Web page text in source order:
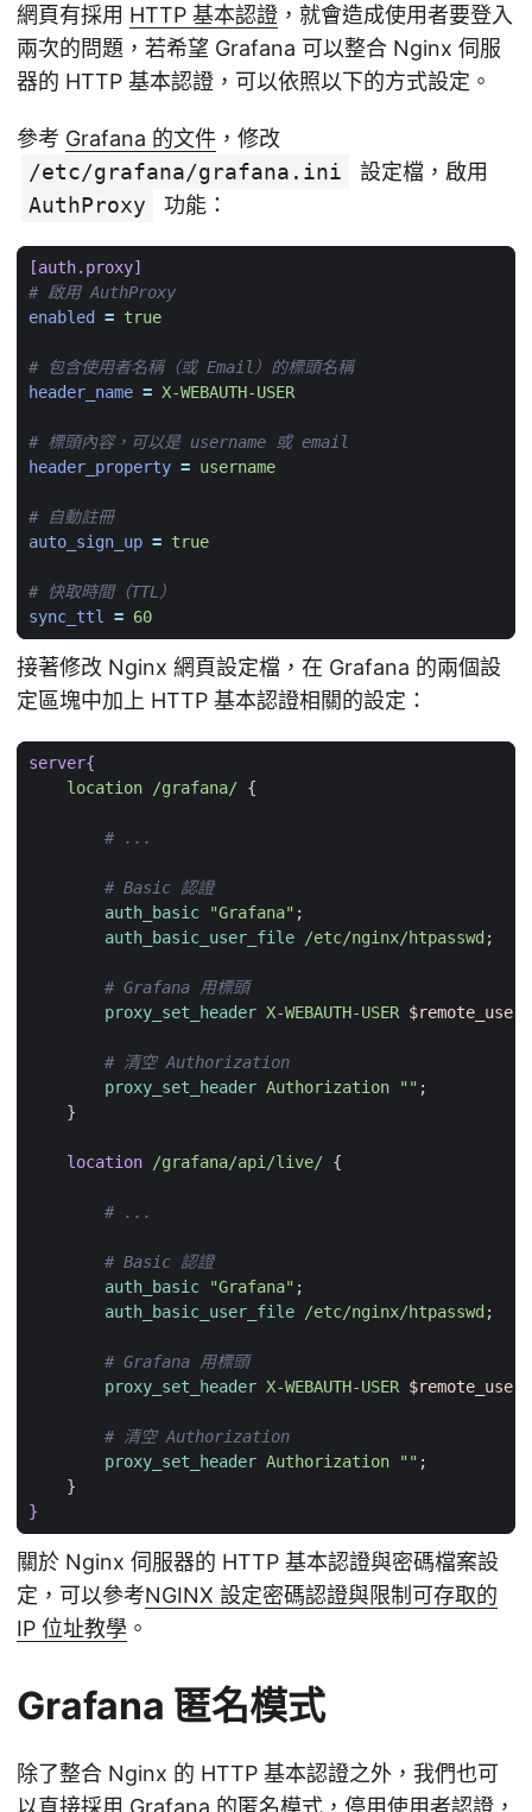
網頁有採用 HTTP 基本認證 ，就會造成使用者要登入
兩次的問題，若希望 Grafana 可以整合 Nginx 伺服
器的 HTTP 基本認證，可以依照以下的方式設定。
參考 Grafana 的文件 ，修改
/etc/grafana/grafana.ini
設定檔，啟用
AuthProxy
功能：
[auth.proxy]
# 啟用 AuthProxy
enabled
= true
# 包含使用者名稱（或 Email）的標頭名稱
header_name = X-WEBAUTH-USER
# 標頭內容，可以是 username 或 email
header_property = username
# 自動註冊
auto_sign_up = true
# 快取時間（TTL）
sync_ttl = 60
接著修改 Nginx 網頁設定檔，在 Grafana 的兩個設
定區塊中加上 HTTP 基本認證相關的設定：
server{
location /grafana/ {
auth_basic
"Grafana" ;
auth_basic_user_file /etc/nginx/htpasswd ;
proxy_set_header X-WEBAUTH-USER $remote_user
proxy_set_header Authorization "" ;
}
location /grafana/api/live/ {
auth_basic
"Grafana" ;
auth_basic_user_file /etc/nginx/htpasswd ;
proxy_set_header X-WEBAUTH-USER $remote_user
proxy_set_header Authorization "" ;
}
}
關於 Nginx 伺服器的 HTTP 基本認證與密碼檔案設
定，可以參考NGINX 設定密碼認證與限制可存取的
IP 位址教學 。
Grafana 匿名模式
除了整合 Nginx 的 HTTP 基本認證之外，我們也可